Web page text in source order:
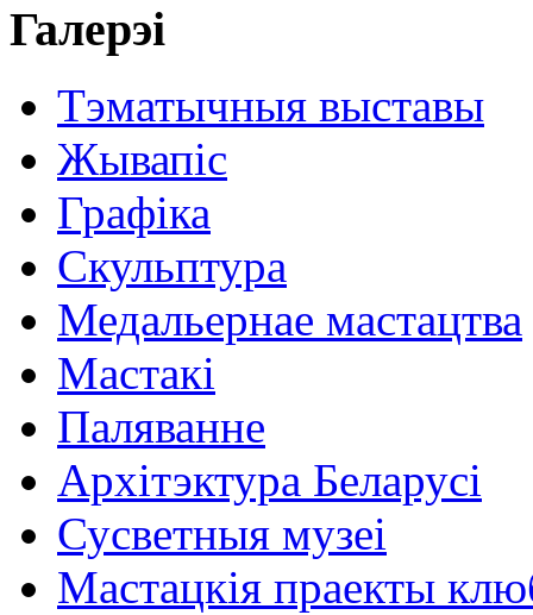
Галерэі
Тэматычныя выставы
Жывапіс
Графіка
Скульптура
Медальернае мастацтва
Мастакі
Паляванне
Архітэктура Беларусі
Сусветныя музеі
Мастацкія праекты